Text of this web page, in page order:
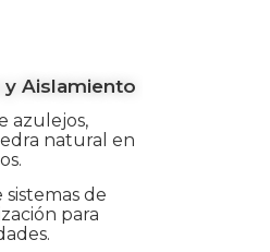
Aislamiento
azulejos,
natural en
de
para